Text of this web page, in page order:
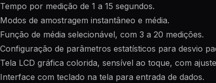
Tempo por medição de 1 a 15 segundos.
Modos de amostragem instantâneo e média.
Função de média selecionável, com 3 a 20 medições.
Configuração de parâmetros estatísticos para desvio
Tela LCD gráfica colorida, sensível ao toque, com
Interface com teclado na tela para entrada de dados.